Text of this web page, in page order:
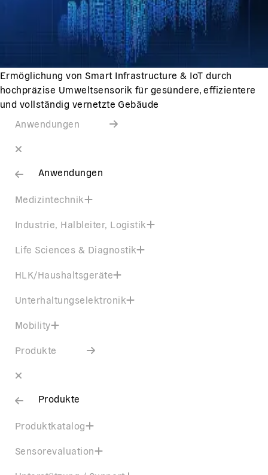
Ermöglichung von Smart Infrastructure & IoT durch
hochpräzise Umweltsensorik für gesündere, effizientere
und vollständig vernetzte Gebäude
Anwendungen
Anwendungen
Medizintechnik
Industrie, Halbleiter, Logistik
Life Sciences & Diagnostik
HLK/Haushaltsgeräte
Unterhaltungselektronik
Mobility
Produkte
Produkte
Produktkatalog
Sensorevaluation